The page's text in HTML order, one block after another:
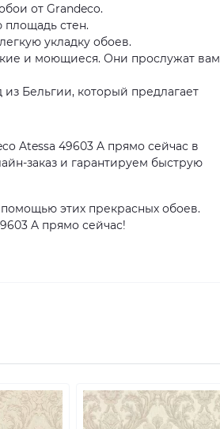
от Grandeco.
площадь стен.
укладку обоев.
и моющиеся. Они прослужат вам
Бельгии, который предлагает
Atessa 49603 A прямо сейчас в
заказ и гарантируем быструю
этих прекрасных обоев.
A прямо сейчас!